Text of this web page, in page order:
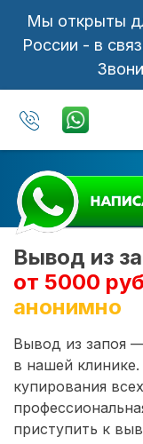
Мы открыты
России - в
Вывод из
от 5000
анонимно
Вывод из запоя
в нашей клинике.
купирования
приступить к